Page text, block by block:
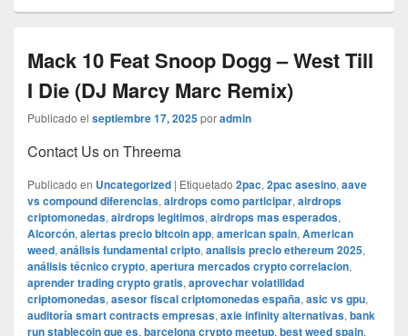
Mack 10 Feat Snoop Dogg – West Till
I Die (DJ Marcy Marc Remix)
Publicado el septiembre 17, 2025poradmin
Contact Us on Threema
Publicado en Uncategorized | Etiquetado 2pac, 2pac asesino, aave
vs compound diferencias, airdrops como participar, airdrops
criptomonedas, airdrops legitimos, airdrops mas esperados,
Alcorcón, alertas precio bitcoin app, american spain, American
weed, análisis fundamental cripto, analisis precio ethereum 2025,
análisis técnico crypto, apertura mercados crypto correlacion,
aprender trading crypto gratis, aprovechar volatilidad
criptomonedas, asesor fiscal criptomonedas españa, asic vs gpu,
auditoría smart contracts empresas, axie infinity alternativas, bank
run stablecoin que es, barcelona crypto meetup, best weed spain,